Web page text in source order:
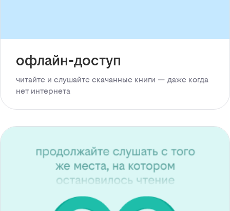
офлайн-доступ
читайте и слушайте скачанные книги — даже когда
нет интернета